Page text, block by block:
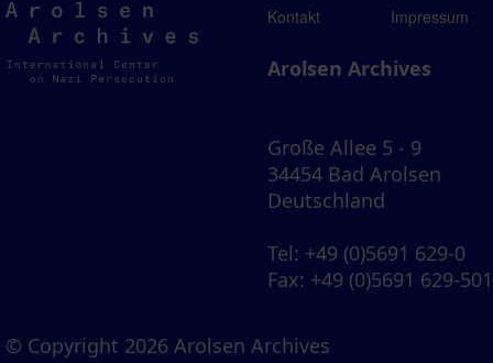
Arolsen
Archives
Kontakt Impressum
Arolsen Archives
Große Allee 5 - 9
34454 Bad Arolsen
Deutschland
Tel: +49 (0)5691 629-0
Fax: +49 (0)5691 629-501
© Copyright 2026 Arolsen Archives